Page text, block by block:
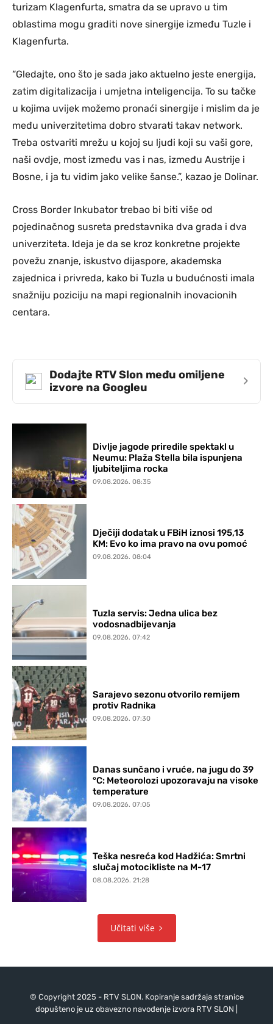
turizam Klagenfurta, smatra da se upravo u tim
oblastima mogu graditi nove sinergije između Tuzle i
Klagenfurta.
“Gledajte, ono što je sada jako aktuelno jeste energija,
zatim digitalizacija i umjetna inteligencija. To su tačke
u kojima uvijek možemo pronaći sinergije i mislim da je
među univerzitetima dobro stvarati takav network.
Treba ostvariti mrežu u kojoj su ljudi koji su vaši gore,
naši ovdje, most između vas i nas, između Austrije i
Bosne, i ja tu vidim jako velike šanse.”, kazao je Dolinar.
Cross Border Inkubator trebao bi biti više od
pojedinačnog susreta predstavnika dva grada i dva
univerziteta. Ideja je da se kroz konkretne projekte
povežu znanje, iskustvo dijaspore, akademska
zajednica i privreda, kako bi Tuzla u budućnosti imala
snažniju poziciju na mapi regionalnih inovacionih
centara.
Dodajte RTV Slon među omiljene
izvore na Googleu
›
Divlje jagode priredile spektakl u
Neumu: Plaža Stella bila ispunjena
ljubiteljima rocka
09.08.2026. 08:35
Dječiji dodatak u FBiH iznosi 195,13
KM: Evo ko ima pravo na ovu pomoć
09.08.2026. 08:04
Tuzla servis: Jedna ulica bez
vodosnadbijevanja
09.08.2026. 07:42
Sarajevo sezonu otvorilo remijem
protiv Radnika
09.08.2026. 07:30
Danas sunčano i vruće, na jugu do 39
°C: Meteorolozi upozoravaju na visoke
temperature
09.08.2026. 07:05
Teška nesreća kod Hadžića: Smrtni
slučaj motocikliste na M-17
08.08.2026. 21:28
Učitati više
© Copyright 2025 - RTV SLON. Kopiranje sadržaja stranice
dopušteno je uz obavezno navođenje izvora RTV SLON |